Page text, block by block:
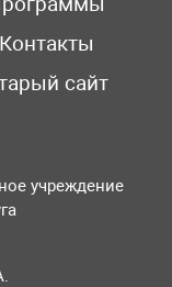
Контакты
сайт
учреждение